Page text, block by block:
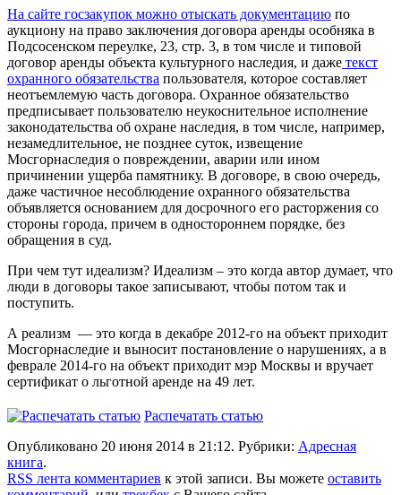
На сайте госзакупок можно отыскать документацию по
аукциону на право заключения договора аренды особняка в
Подсосенском переулке, 23, стр. 3, в том числе и типовой
договор аренды объекта культурного наследия, и даже текст
охранного обязательства пользователя, которое составляет
неотъемлемую часть договора. Охранное обязательство
предписывает пользователю неукоснительное исполнение
законодательства об охране наследия, в том числе, например,
незамедлительное, не позднее суток, извещение
Мосгорнаследия о повреждении, аварии или ином
причинении ущерба памятнику. В договоре, в свою очередь,
даже частичное несоблюдение охранного обязательства
объявляется основанием для досрочного его расторжения со
стороны города, причем в одностороннем порядке, без
обращения в суд.
При чем тут идеализм? Идеализм – это когда автор думает, что
люди в договоры такое записывают, чтобы потом так и
поступить.
А реализм — это когда в декабре 2012-го на объект приходит
Мосгорнаследие и выносит постановление о нарушениях, а в
феврале 2014-го на объект приходит мэр Москвы и вручает
сертификат о льготной аренде на 49 лет.
Распечатать статью
Опубликовано 20 июня 2014 в 21:12. Рубрики: Адресная
книга.
RSS лента комментариев к этой записи. Вы можете оставить